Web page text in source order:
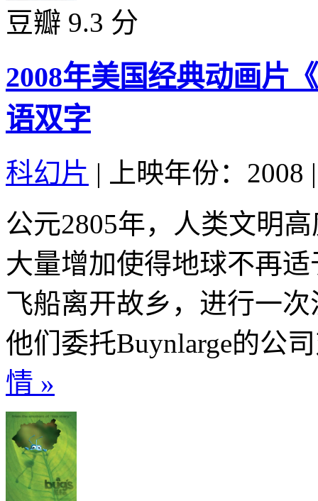
豆瓣 9.3 分
2008年美国经典动画片
语双字
科幻片 | 上映年份：2008 |
公元2805年，人类文明
大量增加使得地球不再
飞船离开故乡，进行一
他们委托Buynlarge的公
情 »